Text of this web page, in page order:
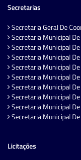
Secretarias
Secretaria Geral De
Secretaria Municipal
Secretaria Municipal
Secretaria Municipal
Secretaria Municipal
Secretaria Municipal
Secretaria Municipal
Secretaria Municipal
Secretaria Municipal
Secretaria Municipal
Licitações